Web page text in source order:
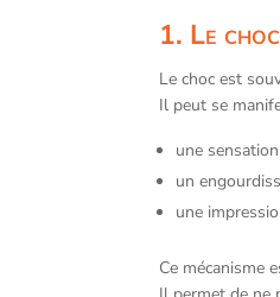
1. Le choc
Le choc est
Il peut se
une
un
une
Ce mécanisme